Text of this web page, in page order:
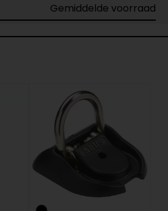
Gemiddelde voorraad